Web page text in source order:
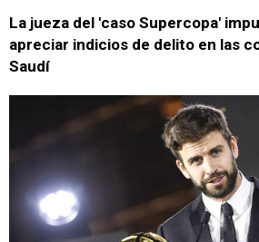
La jueza del 'caso Supercopa'
apreciar indicios de delito en las
Saudí